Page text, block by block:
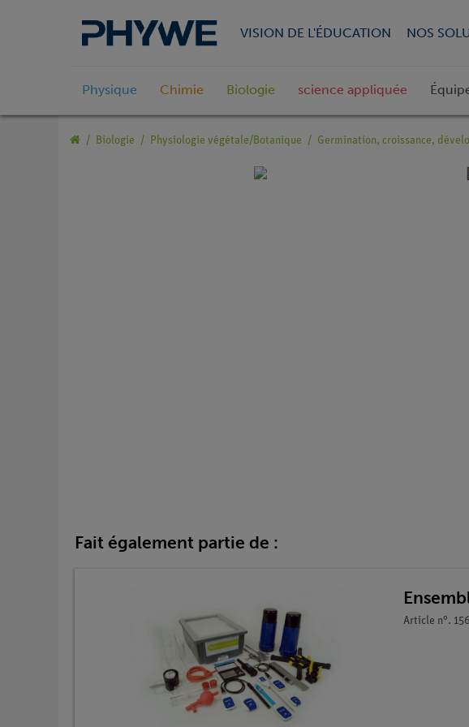
VISION DE L'ÉDUCATION NOS
Physique Chimie Biologie science appliquée
Biologie Physiologie végétale/Botanique Germination, croissance,
Fait également partie de :
Article n°.